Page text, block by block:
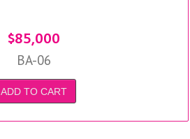
$85,000
BA-06
ADD TO CART